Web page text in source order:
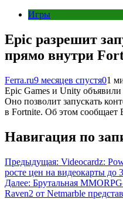
Игры
Epic разрешит
прямо внутри
Ferra.ru9 месяцев спустя01
Epic Games и Unity
Оно позволит запускать
в Fortnite. Об этом сообщает
Навигация по
Предыдущая: Videocardz:
росте цен на видеокарты до
Далее: Брутальная
Raven2 от Netmarble